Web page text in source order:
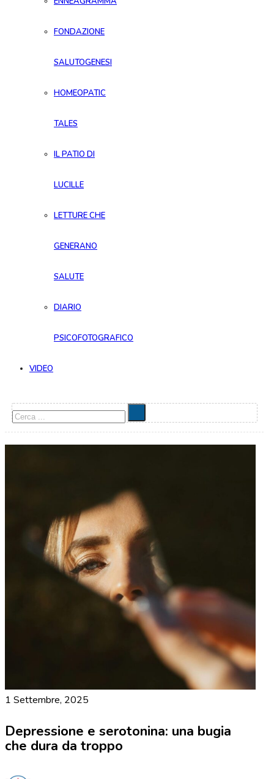
FONDAZIONE
SALUTOGENESI
HOMEOPATIC
TALES
IL PATIO DI
LUCILLE
LETTURE CHE
GENERANO
SALUTE
DIARIO
PSICOFOTOGRAFICO
VIDEO
Cerca
1 Settembre, 2025
Depressione e serotonina: una bugia
che dura da troppo